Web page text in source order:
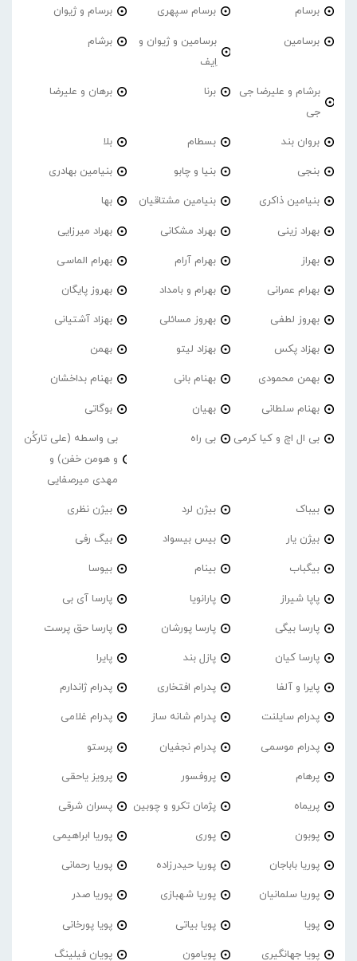
برسام برسام سپهری برسام و ژیوان
برسامین
برسامین و ژیوان و
اِیف
برشام
برشام و علیرضا جی
جی
برنا برهان و علیرضا
بروان بند بسطام بلا
بنجی بنیا و چابو بنیامین بهادری
بنیامین ذاکری بنیامین مشتاقیان بها
بهراد زینی بهراد مشکانی بهراد میرزایی
بهراز بهرام آرام بهرام الماسی
بهرام عمرانی بهرام و بامداد بهروز پایگان
بهروز لطفی بهروز مسائلی بهزاد آشتیانی
بهزاد پکس بهزاد لیتو بهمن
بهمن محمودی بهنام بانی بهنام بداخشان
بهنام سلطانی بهیان بوگاتی
بی ال اچ و کیا کرمی بی راه
بی واسطه (علی تارکُن
و هومن خفن) و
مهدی میرصفایی
بیباک بیژن لرد بیژن نظری
بیژن یار بیس بیسواد بیگ رفی
بیگباب بینام بیوسا
پاپا شیراز پارانویا پارسا آی بی
پارسا بیگی پارسا پورشان پارسا حق پرست
پارسا کیان پازل بند پایرا
پایرا و آلفا پدرام افتخاری پدرام ژاندارم
پدرام‌ سایلنت پدرام شانه ساز پدرام غلامی
پدرام موسمی پدرام نجفیان پرستو
پرهام پروفسور پرویز یاحقی
پریماه پژمان تکرو و چوبین پسران شرقی
پوبون پوری پوریا ابراهیمی
پوریا باباجان پوریا حیدرزاده پوریا رحمانی
پوریا سلمانیان پوریا شهبازی پوریا صدر
پویا پویا بیاتی پویا پورخانی
پویا جهانگیری پویامون پویان فیلینگ